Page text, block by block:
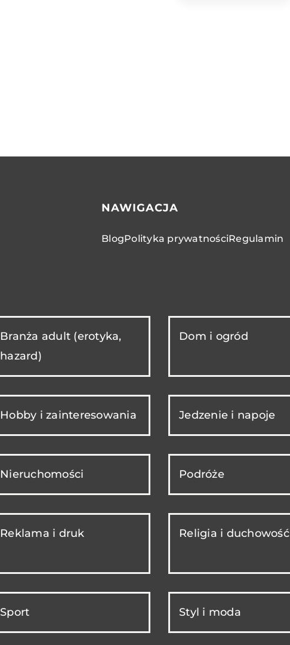
NAWIGACJA
BlogPolityka prywatnościRegulamin
Branża adult (erotyka,
hazard)
Dom i ogród
Hobby i zainteresowania Jedzenie i napoje
Nieruchomości Podróże
Reklama i druk Religia i duchowość
Sport Styl i moda